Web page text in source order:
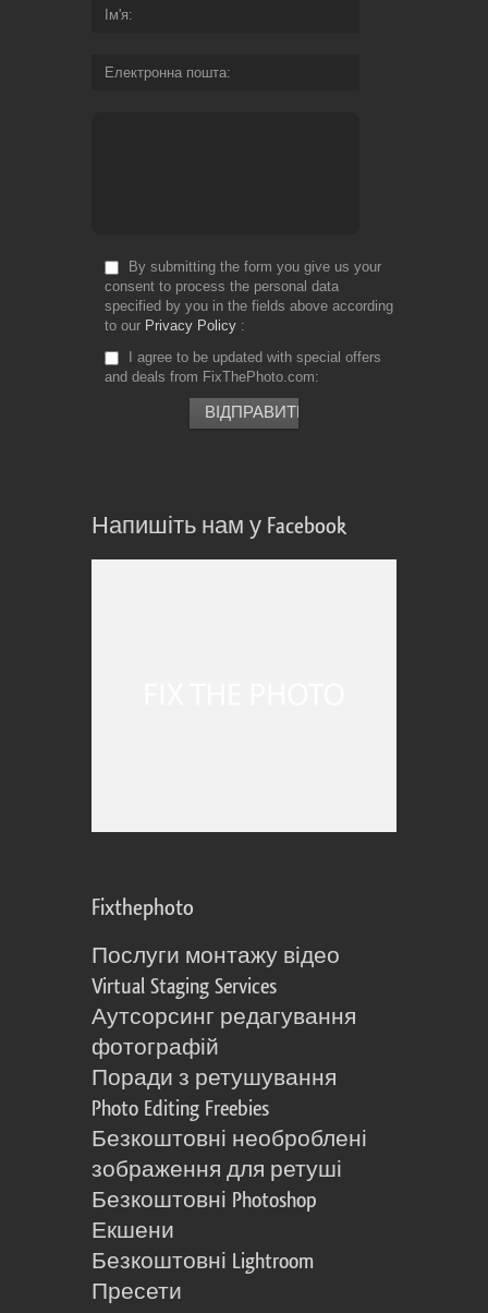
Ім'я
Електронна пошта
By submitting the form you give us your
consent to process the personal data
specified by you in the fields above according
to our Privacy Policy
I agree to be updated with special offers
and deals from FixThePhoto.com
Напишіть нам у Facebook
Fixthephoto
Послуги монтажу відео
Virtual Staging Services
Аутсорсинг редагування
фотографій
Поради з ретушування
Photo Editing Freebies
Безкоштовні необроблені
зображення для ретуші
Безкоштовні Photoshop
Екшени
Безкоштовні Lightroom
Пресети